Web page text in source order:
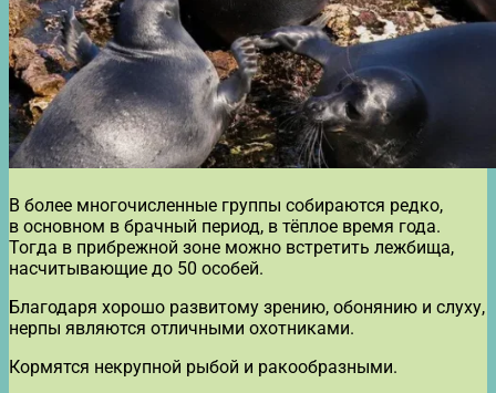
В более многочисленные группы собираются редко,
в основном в брачный период, в тёплое время года.
Тогда в прибрежной зоне можно встретить лежбища,
насчитывающие до 50 особей.
Благодаря хорошо развитому зрению, обонянию и слуху,
нерпы являются отличными охотниками.
Кормятся некрупной рыбой и ракообразными.